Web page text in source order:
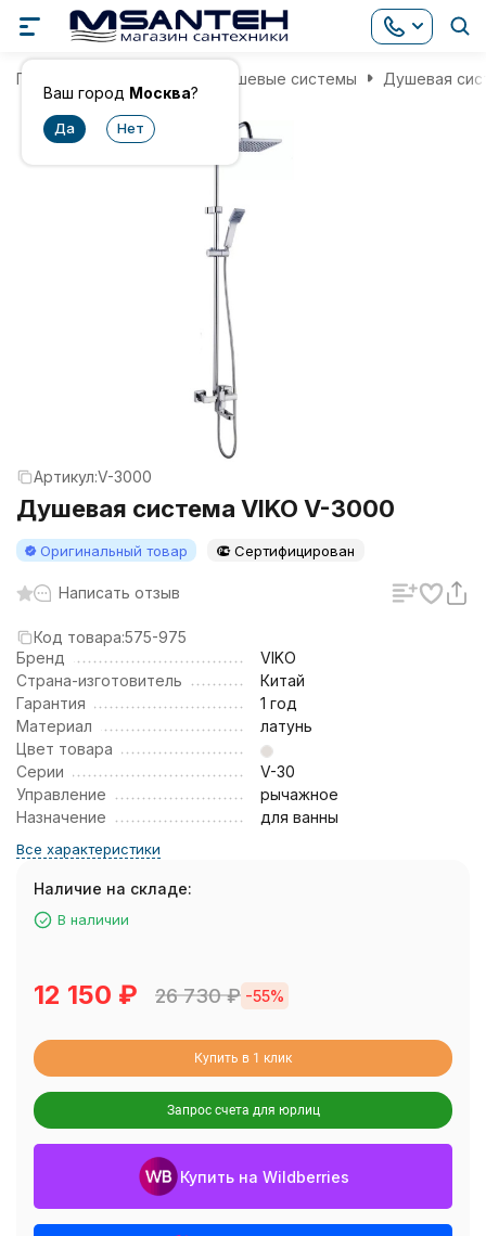
Ваш город Москва?
Главная Душевые системы Душевая
Артикул:V-3000
Душевая система VIKO V-3000
Оригинальный товар Сертифицирован
Написать отзыв
Код товара:575-975
Бренд
VIKO
Страна-изготовитель
Китай
Гарантия
1 год
Материал
латунь
Цвет товара
Серии
V-30
Управление
рычажное
Назначение
для ванны
Все характеристики
Наличие на складе:
В наличии
12 150 ₽ 26 730₽ -55%
Купить в 1 клик
Запрос счета для юрлиц
Купить на Wildberries